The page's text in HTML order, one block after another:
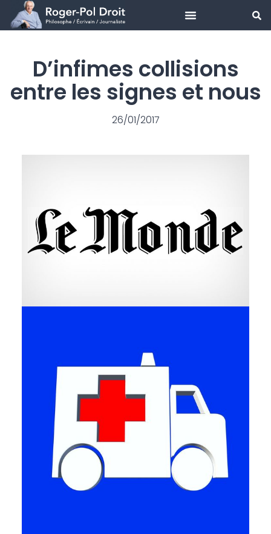
Aller
contenuD’infimes collisions
entre les signes et nous
26/01/2017